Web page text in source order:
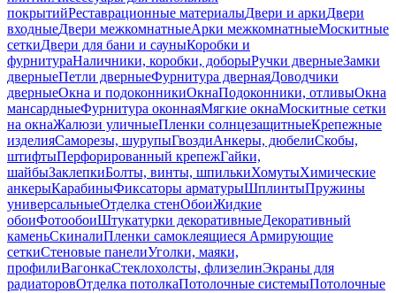
покрытийРеставрационные материалыДвери и аркиДвери
входныеДвери межкомнатныеАрки межкомнатныеМоскитные
сеткиДвери для бани и сауныКоробки и
фурнитураНаличники, коробки, доборыРучки дверныеЗамки
дверныеПетли дверныеФурнитура двернаяДоводчики
дверныеОкна и подоконникиОкнаПодоконники, отливыОкна
мансардныеФурнитура оконнаяМягкие окнаМоскитные сетки
на окнаЖалюзи уличныеПленки солнцезащитныеКрепежные
изделияСаморезы, шурупыГвоздиАнкеры, дюбелиСкобы,
штифтыПерфорированный крепежГайки,
шайбыЗаклепкиБолты, винты, шпилькиХомутыХимические
анкерыКарабиныФиксаторы арматурыШплинтыПружины
универсальныеОтделка стенОбоиЖидкие
обоиФотообоиШтукатурки декоративныеДекоративный
каменьСкиналиПленки самоклеящиеся Армирующие
сеткиСтеновые панелиУголки, маяки,
профилиВагонкаСтеклохолсты, флизелинЭкраны для
радиаторовОтделка потолкаПотолочные системыПотолочные